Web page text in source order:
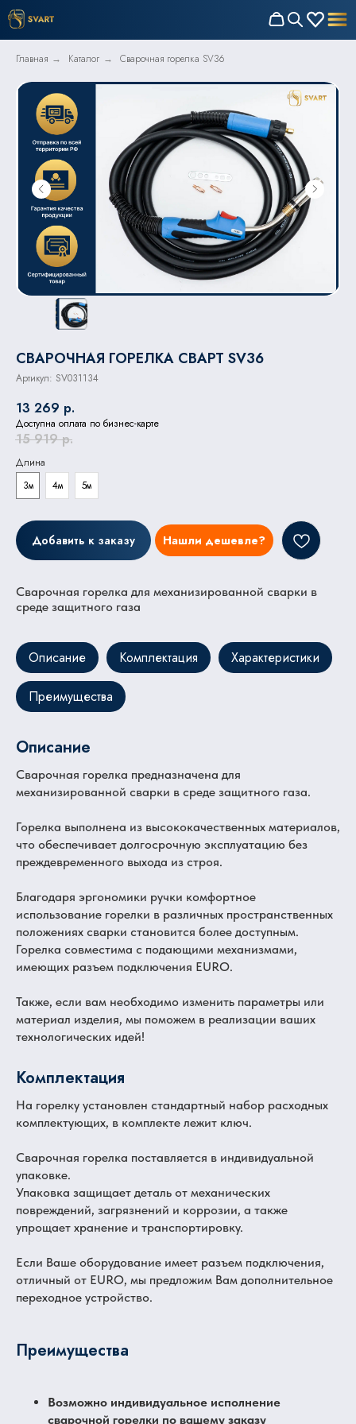
Главная → Каталог → Сварочная горелка SV36
СВАРОЧНАЯ ГОРЕЛКА СВАРТ SV36
Артикул: SV031134
13 269 р.
Доступна оплата по бизнес-карте
15 919 р.
Длина
3м
4м 5м
Добавить к заказу Нашли дешевле?
Сварочная горелка для механизированной сварки в
среде защитного газа
Описание Комплектация Характеристики
Преимущества
Описание
Сварочная горелка предназначена для
механизированной сварки в среде защитного газа.
Горелка выполнена из высококачественных материалов,
что обеспечивает долгосрочную эксплуатацию без
преждевременного выхода из строя.
Благодаря эргономики ручки комфортное
использование горелки в различных пространственных
положениях сварки становится более доступным.
Горелка совместима с подающими механизмами,
имеющих разъем подключения EURO.
Также, если вам необходимо изменить параметры или
материал изделия, мы поможем в реализации ваших
технологических идей!
Комплектация
На горелку установлен стандартный набор расходных
комплектующих, в комплекте лежит ключ.
Сварочная горелка поставляется в индивидуальной
упаковке.
Упаковка защищает деталь от механических
повреждений, загрязнений и коррозии, а также
упрощает хранение и транспортировку.
Если Ваше оборудование имеет разъем подключения,
отличный от EURO, мы предложим Вам дополнительное
переходное устройство.
Преимущества
Возможно индивидуальное исполнение
сварочной горелки по вашему заказу